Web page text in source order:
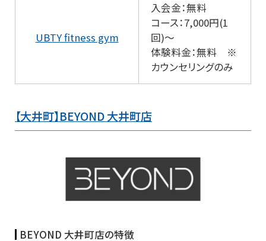
UBTY fitness gym
入会金：無料
コース：7,000円(1
回)～
体験料金：無料 ※
カウンセリングのみ
【大井町】BEYOND 大井町店
BEYOND 大井町店の特徴